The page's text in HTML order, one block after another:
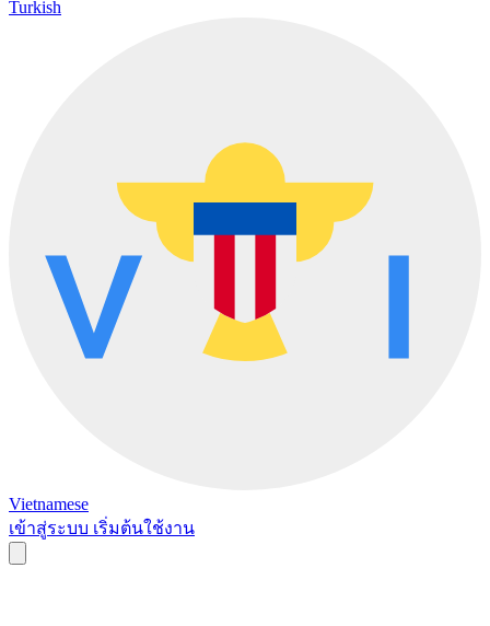
Turkish
Vietnamese
เข้าสู่ระบบ เริ่มต้นใช้งาน